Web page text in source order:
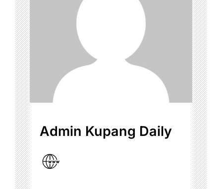
Admin Kupang Daily